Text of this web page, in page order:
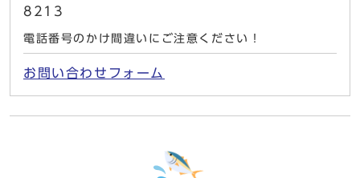
8213
電話番号のかけ間違いにご注意ください！
お問い合わせフォーム